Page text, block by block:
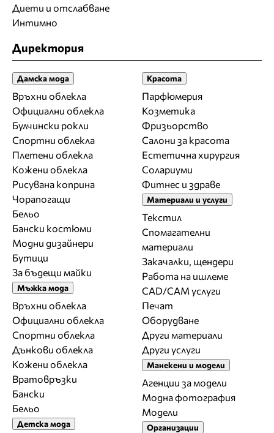
Диети и отслабване
Интимно
Директория
Дамска мода
Връхни облекла
Официални облекла
Булчински рокли
Спортни облекла
Плетени облекла
Кожени облекла
Рисувана коприна
Чорапогащи
Бельо
Бански костюми
Модни дизайнери
Бутици
За бъдещи майки
Мъжка мода
Връхни облекла
Официални облекла
Спортни облекла
Дънкови облекла
Кожени облекла
Вратовръзки
Бански
Бельо
Детска мода
Красота
Парфюмерия
Козметика
Фризьорство
Салони за красота
Естетична хирургия
Солариуми
Фитнес и здраве
Материали и услуги
Текстил
Спомагателни
материали
Закачалки, щендери
Работа на ишлеме
CAD/CAM услуги
Печат
Оборудване
Други материали
Други услуги
Манекени и модели
Агенции за модели
Модна фотография
Модели
Организации